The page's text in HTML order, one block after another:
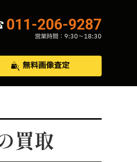
011-206-9287
営業時間：9:30〜18:30
無料画像査定
買取